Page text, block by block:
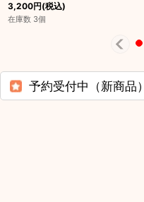
3,200円(税込)
在庫数 3個
予約受付中（新商品）